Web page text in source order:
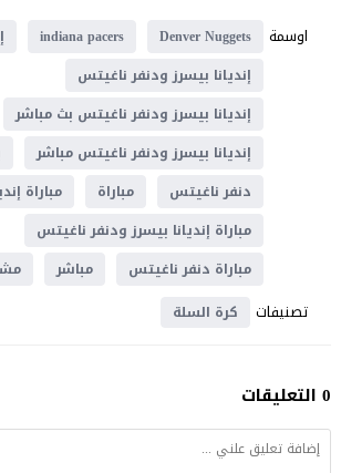
اوسمة
Denver Nuggets
indiana pacers
إنديانا بيسرز ودنفر ناغيتس
إنديانا بيسرز ودنفر ناغيتس بث مباشر
إنديانا بيسرز ودنفر ناغيتس مباشر
دنفر ناغيتس
مباراة
مباراة
مباراة إنديانا بيسرز ودنفر ناغيتس
مباراة دنفر ناغيتس
مباشر
تصنيفات كرة السلة
0 التعليقات